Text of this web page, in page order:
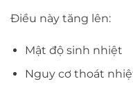
Điều này tăng lên:
Mật độ sinh nhiệt
Nguy cơ thoát